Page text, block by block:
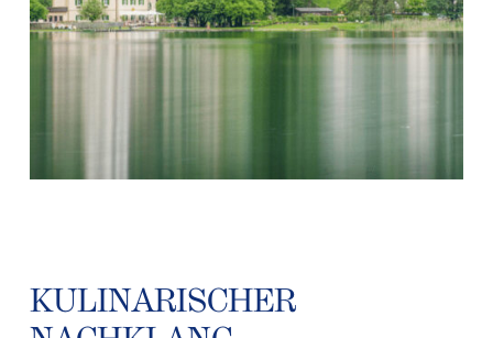
KULINARISCHER